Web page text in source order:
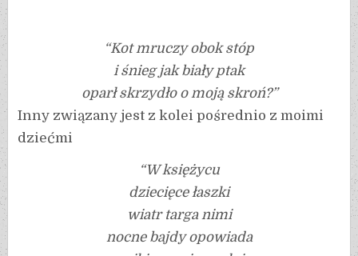
“Kot mruczy obok stóp
i śnieg jak biały ptak
oparł skrzydło o moją skroń?”
Inny związany jest z kolei pośrednio z moimi
dziećmi
“W księżycu
dziecięce łaszki
wiatr targa nimi
nocne bajdy opowiada